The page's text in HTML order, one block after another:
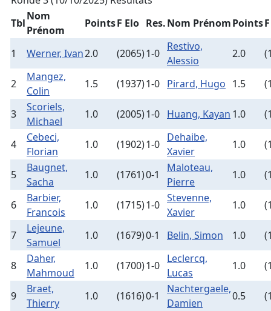
Tbl
Nom
Prénom
PointsF Elo Res.Nom PrénomPoints
1 Werner, Ivan2.0 (2065)1-0
Restivo,
Alessio
2.0
2
Mangez,
Colin
1.5 (1937)1-0 Pirard, Hugo 1.5
3
Scoriels,
Michael
1.0 (2005)1-0 Huang, Kayan 1.0
4
Cebeci,
Florian
1.0 (1902)1-0
Dehaibe,
Xavier
1.0
5
Baugnet,
Sacha
1.0 (1761)0-1
Maloteau,
Pierre
1.0
6
Barbier,
Francois
1.0 (1715)1-0
Stevenne,
Xavier
1.0
7
Lejeune,
Samuel
1.0 (1679)0-1 Belin, Simon 1.0
8
Daher,
Mahmoud
1.0 (1700)1-0
Leclercq,
Lucas
1.0
9
Braet,
Thierry
1.0 (1616)0-1
Nachtergaele,
Damien
0.5